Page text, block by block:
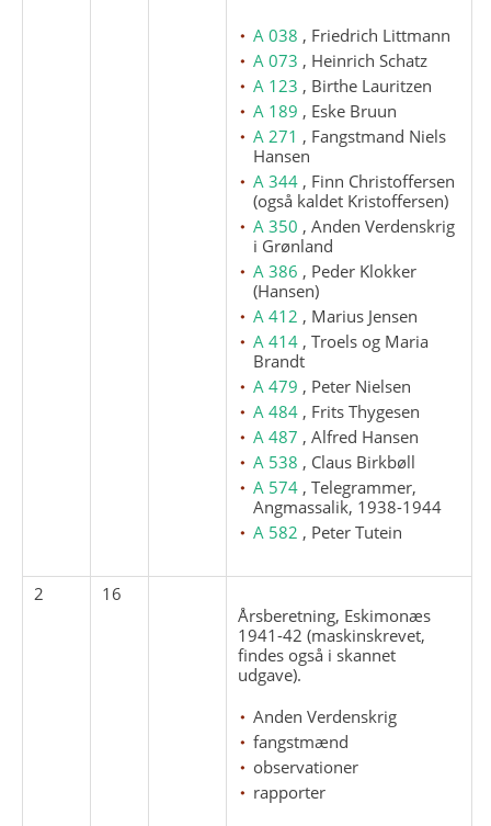
A 038 , Friedrich Littmann
A 073 , Heinrich Schatz
A 123 , Birthe Lauritzen
A 189 , Eske Bruun
A 271 , Fangstmand Niels
Hansen
A 344 , Finn Christoffersen
(også kaldet Kristoffersen)
A 350 , Anden Verdenskrig
i Grønland
A 386 , Peder Klokker
(Hansen)
A 412 , Marius Jensen
A 414 , Troels og Maria
Brandt
A 479 , Peter Nielsen
A 484 , Frits Thygesen
A 487 , Alfred Hansen
A 538 , Claus Birkbøll
A 574 , Telegrammer,
Angmassalik, 1938-1944
A 582 , Peter Tutein
2
16
Årsberetning, Eskimonæs
1941-42 (maskinskrevet,
findes også i skannet
udgave).
Anden Verdenskrig
fangstmænd
observationer
rapporter